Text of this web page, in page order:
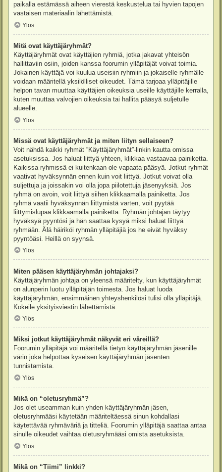
paikalla estämässä aiheen vierestä keskustelua tai hyvien tapojen
vastaisen materiaalin lähettämistä.
Ylös
Mitä ovat käyttäjäryhmät?
Käyttäjäryhmät ovat käyttäjien ryhmiä, jotka jakavat yhteisön
hallittaviin osiin, joiden kanssa foorumin ylläpitäjät voivat toimia.
Jokainen käyttäjä voi kuulua useisiin ryhmiin ja jokaiselle ryhmälle
voidaan määritellä yksilölliset oikeudet. Tämä tarjoaa ylläpitäjille
helpon tavan muuttaa käyttäjien oikeuksia useille käyttäjille kerralla,
kuten muuttaa valvojien oikeuksia tai hallita pääsyä suljetulle
alueelle.
Ylös
Missä ovat käyttäjäryhmät ja miten liityn sellaiseen?
Voit nähdä kaikki ryhmät “Käyttäjäryhmät”-linkin kautta omissa
asetuksissa. Jos haluat liittyä yhteen, klikkaa vastaavaa painiketta.
Kaikissa ryhmissä ei kuitenkaan ole vapaata pääsyä. Jotkut ryhmät
vaativat hyväksynnän ennen kuin voit liittyä. Jotkut voivat olla
suljettuja ja joissakin voi olla jopa piilotettuja jäsenyyksiä. Jos
ryhmä on avoin, voit liittyä siihen klikkaamalla painiketta. Jos
ryhmä vaatii hyväksynnän liittymistä varten, voit pyytää
liittymislupaa klikkaamalla painiketta. Ryhmän johtajan täytyy
hyväksyä pyyntösi ja hän saattaa kysyä miksi haluat liittyä
ryhmään. Älä häiriköi ryhmän ylläpitäjiä jos he eivät hyväksy
pyyntöäsi. Heillä on syynsä.
Ylös
Miten pääsen käyttäjäryhmän johtajaksi?
Käyttäjäryhmän johtaja on yleensä määritelty, kun käyttäjäryhmät
on alunperin luotu ylläpitäjän toimesta. Jos haluat luoda
käyttäjäryhmän, ensimmäinen yhteyshenkilösi tulisi olla ylläpitäjä.
Kokeile yksityisviestin lähettämistä.
Ylös
Miksi jotkut käyttäjäryhmät näkyvät eri väreillä?
Foorumin ylläpitäjä voi määritellä tietyn käyttäjäryhmän jäsenille
värin joka helpottaa kyseisen käyttäjäryhmän jäsenten
tunnistamista.
Ylös
Mikä on “oletusryhmä”?
Jos olet useamman kuin yhden käyttäjäryhmän jäsen,
oletusryhmääsi käytetään määriteltäessä sinun kohdallasi
käytettävää ryhmäväriä ja titteliä. Foorumin ylläpitäjä saattaa antaa
sinulle oikeudet vaihtaa oletusryhmääsi omista asetuksista.
Ylös
Mikä on “Tiimi” linkki?